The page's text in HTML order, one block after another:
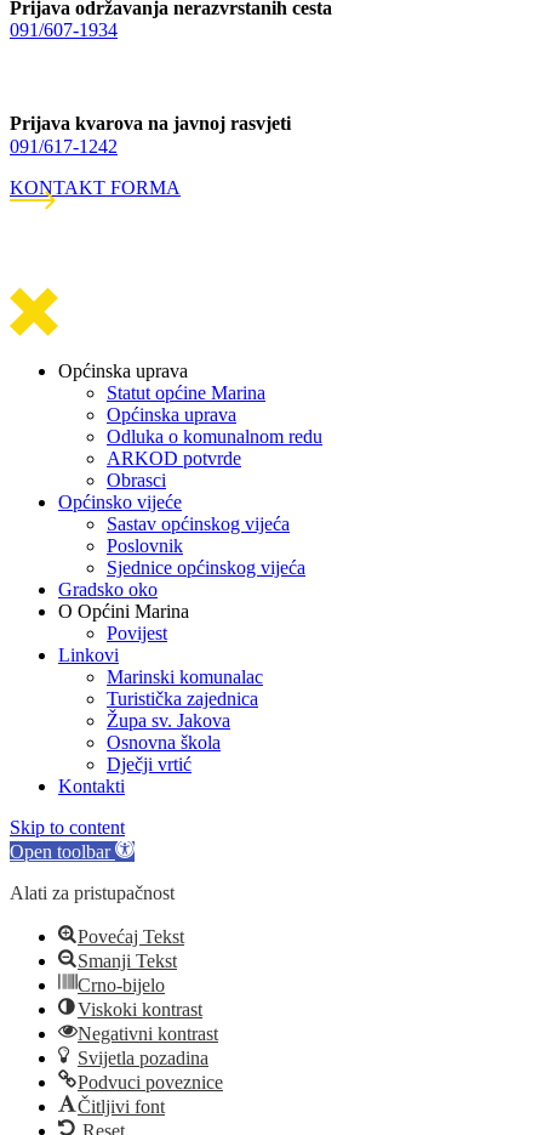
Prijava održavanja nerazvrstanih cesta
091/607-1934
Prijava kvarova na javnoj rasvjeti
091/617-1242
KONTAKT FORMA
Općinska uprava
Statut općine Marina
Općinska uprava
Odluka o komunalnom redu
ARKOD potvrde
Obrasci
Općinsko vijeće
Sastav općinskog vijeća
Poslovnik
Sjednice općinskog vijeća
Gradsko oko
O Općini Marina
Povijest
Linkovi
Marinski komunalac
Turistička zajednica
Župa sv. Jakova
Osnovna škola
Dječji vrtić
Kontakti
Skip to content
Open toolbar
Alati za pristupačnost
Povećaj Tekst
Smanji Tekst
Crno-bijelo
Viskoki kontrast
Negativni kontrast
Svijetla pozadina
Podvuci poveznice
Čitljivi font